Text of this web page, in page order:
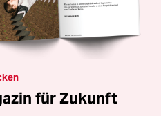
für Zukunft